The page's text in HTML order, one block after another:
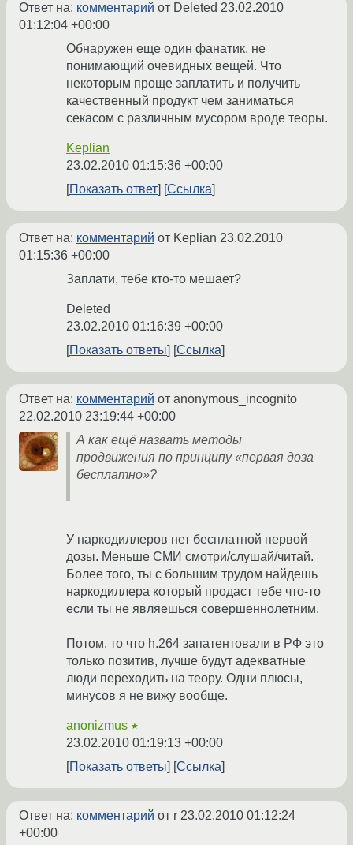
Ответ на: комментарий от Deleted 23.02.2010
01:12:04 +00:00
Обнаружен еще один фанатик, не
понимающий очевидных вещей. Что
некоторым проще заплатить и получить
качественный продукт чем заниматься
секасом с различным мусором вроде теоры.
Keplian
23.02.2010 01:15:36 +00:00
Показать ответ
Ссылка
Ответ на: комментарий от Keplian 23.02.2010
01:15:36 +00:00
Заплати, тебе кто-то мешает?
Deleted
23.02.2010 01:16:39 +00:00
Показать ответы
Ссылка
Ответ на: комментарий от anonymous_incognito
22.02.2010 23:19:44 +00:00
А как ещё назвать методы
продвижения по принципу «первая доза
бесплатно»?
У наркодиллеров нет бесплатной первой
дозы. Меньше СМИ смотри/слушай/читай.
Более того, ты с большим трудом найдешь
наркодиллера который продаст тебе что-то
если ты не являешься совершеннолетним.
Потом, то что h.264 запатентовали в РФ это
только позитив, лучше будут адекватные
люди переходить на теору. Одни плюсы,
минусов я не вижу вообще.
anonizmus ★
23.02.2010 01:19:13 +00:00
Показать ответы
Ссылка
Ответ на: комментарий от r 23.02.2010 01:12:24
+00:00